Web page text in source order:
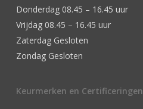
Donderdag 08.45 – 16.45 uur
Vrijdag 08.45 – 16.45 uur
Zaterdag Gesloten
Zondag Gesloten
Keurmerken en Certificeringen